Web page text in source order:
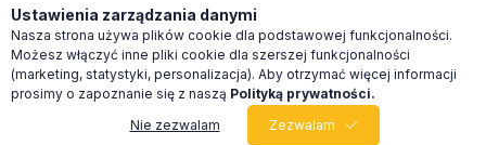
0
Ustawienia zarządzania danymi
Nasza strona używa plików cookie dla podstawowej funkcjonalności.
Możesz włączyć inne pliki cookie dla szerszej funkcjonalności
(marketing, statystyki, personalizacja). Aby otrzymać więcej informacji
prosimy o zapoznanie się z naszą Polityką prywatności.
Nie zezwalam
Zezwalam